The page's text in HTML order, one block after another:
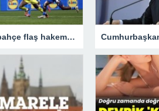
Fenerbahçe flaş hakem için UEFA’ya gitti!